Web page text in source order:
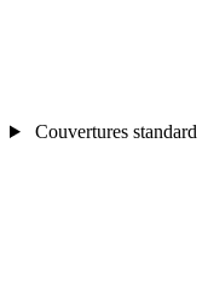
Couvertures standard